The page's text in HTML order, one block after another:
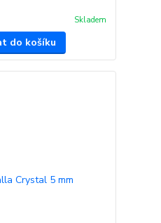
Skladem
do košíku